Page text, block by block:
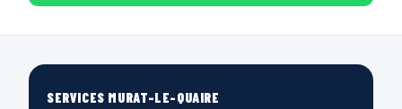
SERVICES MURAT-LE-QUAIRE